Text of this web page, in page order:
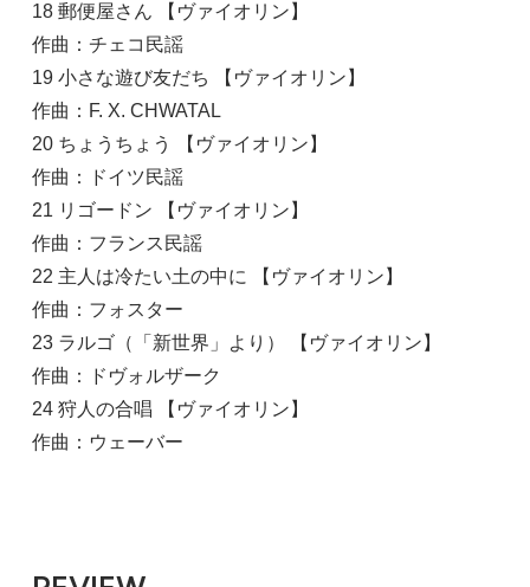
18 郵便屋さん 【ヴァイオリン】
作曲：チェコ民謡
19 小さな遊び友だち 【ヴァイオリン】
作曲：F. X. CHWATAL
20 ちょうちょう 【ヴァイオリン】
作曲：ドイツ民謡
21 リゴードン 【ヴァイオリン】
作曲：フランス民謡
22 主人は冷たい土の中に 【ヴァイオリン】
作曲：フォスター
23 ラルゴ（「新世界」より） 【ヴァイオリン】
作曲：ドヴォルザーク
24 狩人の合唱 【ヴァイオリン】
作曲：ウェーバー